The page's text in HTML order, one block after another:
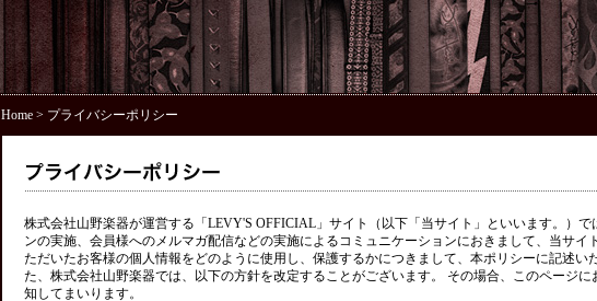
Home> プライバシーポリシー
株式会社山野楽器が運営する「LEVY'S OFFICIAL」サイト（以下「当サイト」といいます。）で
ンの実施、会員様へのメルマガ配信などの実施によるコミュニケーションにおきまして、当サイ
ただいたお客様の個人情報をどのように使用し、保護するかにつきまして、本ポリシーに記述い
た、株式会社山野楽器では、以下の方針を改定することがございます。 その場合、このページに
知してまいります。